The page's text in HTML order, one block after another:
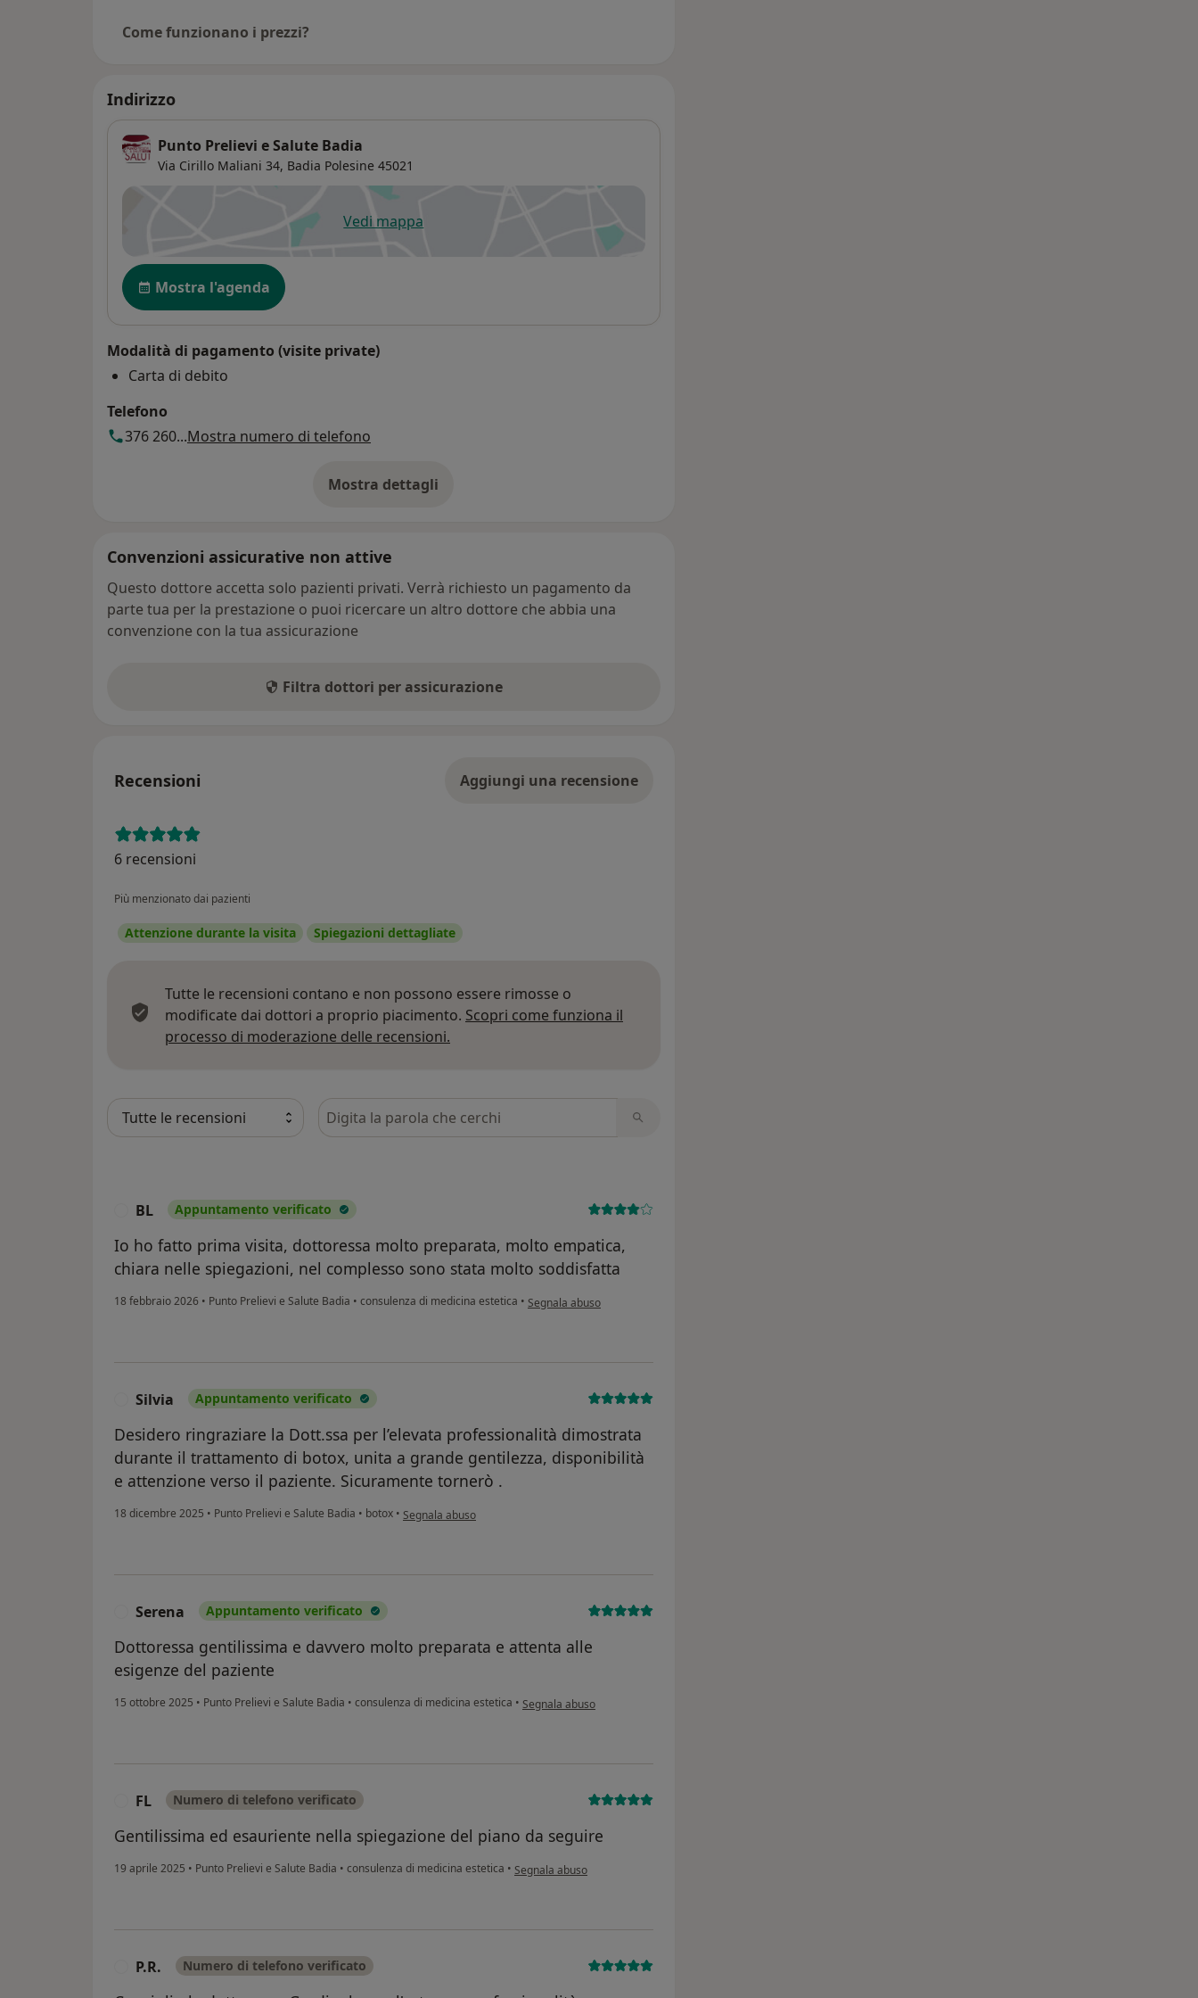
Come funzionano i prezzi?
Indirizzo
Punto Prelievi e Salute Badia
Via Cirillo Maliani 34, Badia Polesine 45021
Vedi mappasi apre in una nuova scheda
Disponibilità
Mostra l'agenda
Modalità di pagamento (visite private)
Carta di debito
Telefono
376 260...Mostra numero di telefono
Mostra dettagli
sull'indirizzo
Convenzioni assicurative non attive
Questo dottore accetta solo pazienti privati. Verrà richiesto un pagamento da
parte tua per la prestazione o puoi ricercare un altro dottore che abbia una
convenzione con la tua assicurazione
Filtra dottori per assicurazione
Recensioni Aggiungi una recensione
6 recensioni
Più menzionato dai pazienti
Attenzione durante la visita Spiegazioni dettagliate
Tutte le recensioni contano e non possono essere rimosse o
modificate dai dottori a proprio piacimento. Scopri come funziona il
processo di moderazione delle recensioni.
Cerca nelle recensioni
BL Appuntamento verificato
Io ho fatto prima visita, dottoressa molto preparata, molto empatica,
chiara nelle spiegazioni, nel complesso sono stata molto soddisfatta
18 febbraio 2026 • Punto Prelievi e Salute Badia • consulenza di medicina estetica • secondo l'opinione dell'utente BL
Segnala abuso
Silvia Appuntamento verificato
Desidero ringraziare la Dott.ssa per l’elevata professionalità dimostrata
durante il trattamento di botox, unita a grande gentilezza, disponibilità
e attenzione verso il paziente. Sicuramente tornerò .
18 dicembre 2025 • Punto Prelievi e Salute Badia • botox • secondo l'opinione dell'utente Silvia
Segnala abuso
Serena Appuntamento verificato
Dottoressa gentilissima e davvero molto preparata e attenta alle
esigenze del paziente
15 ottobre 2025 • Punto Prelievi e Salute Badia • consulenza di medicina estetica • secondo l'opinione dell'utente Serena
Segnala abuso
FL Numero di telefono verificato
Gentilissima ed esauriente nella spiegazione del piano da seguire
19 aprile 2025 • Punto Prelievi e Salute Badia • consulenza di medicina estetica • secondo l'opinione dell'utente FL
Segnala abuso
P.R. Numero di telefono verificato